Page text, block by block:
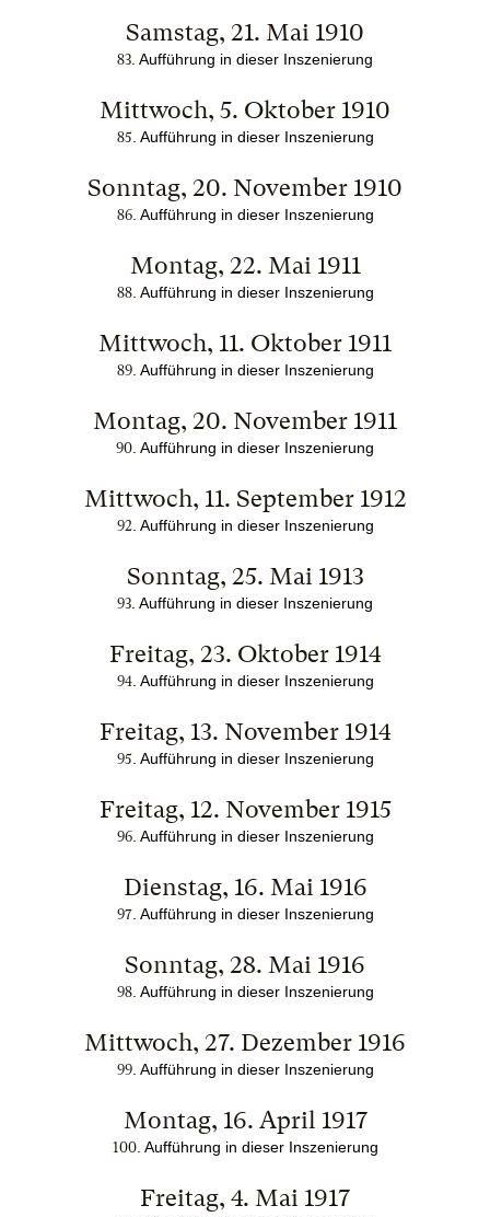
Samstag, 21. Mai 1910
83 . Aufführung in dieser Inszenierung
Mittwoch, 5. Oktober 1910
85. Aufführung in dieser Inszenierung
Sonntag, 20. November 1910
86. Aufführung in dieser Inszenierung
Montag, 22. Mai 1911
88. Aufführung in dieser Inszenierung
Mittwoch, 11. Oktober 1911
89. Aufführung in dieser Inszenierung
Montag, 20. November 1911
90 . Aufführung in dieser Inszenierung
Mittwoch, 11. September 1912
92. Aufführung in dieser Inszenierung
Sonntag, 25. Mai 1913
93 . Aufführung in dieser Inszenierung
Freitag, 23. Oktober 1914
94. Aufführung in dieser Inszenierung
Freitag, 13. November 1914
95. Aufführung in dieser Inszenierung
Freitag, 12. November 1915
96. Aufführung in dieser Inszenierung
Dienstag, 16. Mai 1916
97. Aufführung in dieser Inszenierung
Sonntag, 28. Mai 1916
98. Aufführung in dieser Inszenierung
Mittwoch, 27. Dezember 1916
99. Aufführung in dieser Inszenierung
Montag, 16. April 1917
100. Aufführung in dieser Inszenierung
Freitag, 4. Mai 1917